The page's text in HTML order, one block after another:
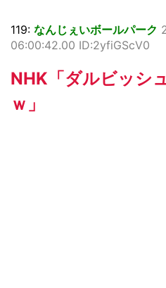
119: なんじぇいボールパーク
06:00:42.00 ID:2yfiGScV0
NHK「ダルビッシ
ｗ」